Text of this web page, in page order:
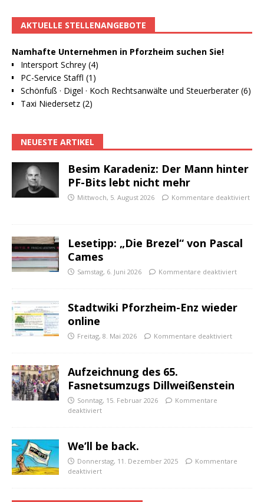
AKTUELLE STELLENANGEBOTE
Namhafte Unternehmen in Pforzheim suchen Sie!
Intersport Schrey (4)
PC-Service Staffl (1)
Schönfuß · Digel · Koch Rechtsanwälte und Steuerberater (6)
Taxi Niedersetz (2)
NEUESTE ARTIKEL
Besim Karadeniz: Der Mann hinter
PF-Bits lebt nicht mehr
Mittwoch, 5. August 2026 Kommentare deaktiviert
Lesetipp: „Die Brezel“ von Pascal
Cames
Samstag, 6. Juni 2026 Kommentare deaktiviert
Stadtwiki Pforzheim-Enz wieder
online
Freitag, 8. Mai 2026 Kommentare deaktiviert
Aufzeichnung des 65.
Fasnetsumzugs Dillweißenstein
Sonntag, 15. Februar 2026
Kommentare
deaktiviert
We’ll be back.
Donnerstag, 11. Dezember 2025
Kommentare
deaktiviert